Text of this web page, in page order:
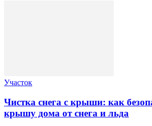
Участок
Чистка снега с крыши: как
крышу дома от снега и льда